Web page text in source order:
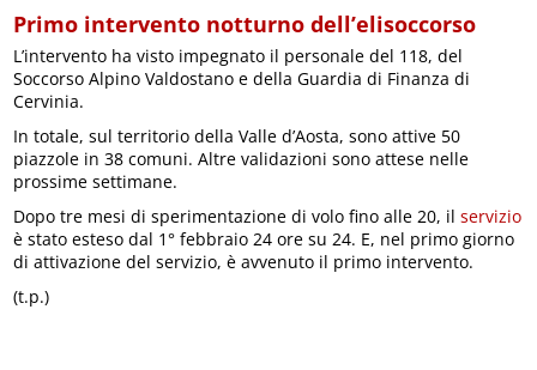
Primo intervento notturno dell’elisoccorso
L’intervento ha visto impegnato il personale del 118, del
Soccorso Alpino Valdostano e della Guardia di Finanza di
Cervinia.
In totale, sul territorio della Valle d’Aosta, sono attive 50
piazzole in 38 comuni. Altre validazioni sono attese nelle
prossime settimane.
Dopo tre mesi di sperimentazione di volo fino alle 20, ilservizio
è stato esteso dal 1° febbraio 24 ore su 24. E, nel primo giorno
di attivazione del servizio, è avvenuto il primo intervento.
(t.p.)